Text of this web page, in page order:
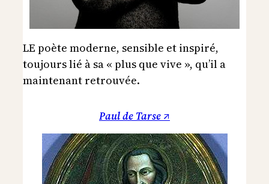
LE poète moderne, sensible et inspiré,
toujours lié à sa « plus que vive », qu’il a
maintenant retrouvée.
Paul de Tarse ↗